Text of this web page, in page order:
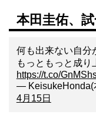
本田圭佑、
何も出来ない自分
もっともっと成り
https://t.co/
— KeisukeHonda(
4月15日